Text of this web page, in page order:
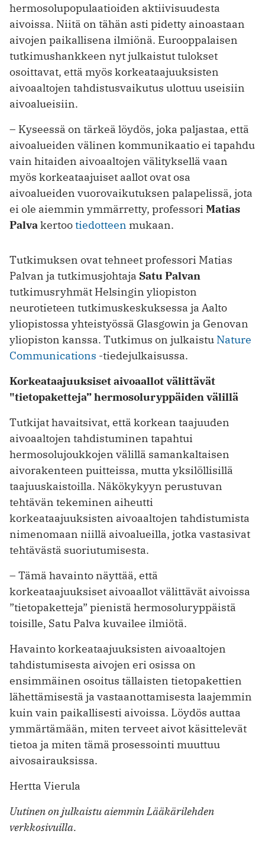
hermosolupopulaatioiden aktiivisuudesta
aivoissa. Niitä on tähän asti pidetty ainoastaan
aivojen paikallisena ilmiönä. Eurooppalaisen
tutkimushankkeen nyt julkaistut tulokset
osoittavat, että myös korkeataajuuksisten
aivoaaltojen tahdistusvaikutus ulottuu useisiin
aivoalueisiin.
– Kyseessä on tärkeä löydös, joka paljastaa, että
aivoalueiden välinen kommunikaatio ei tapahdu
vain hitaiden aivoaaltojen välityksellä vaan
myös korkeataajuiset aallot ovat osa
aivoalueiden vuorovaikutuksen palapelissä, jota
ei ole aiemmin ymmärretty, professori Matias
Palvakertootiedotteen mukaan.
Tutkimuksen ovat tehneet professori Matias
Palvan ja tutkimusjohtaja Satu Palvan
tutkimusryhmät Helsingin yliopiston
neurotieteen tutkimuskeskuksessa ja Aalto
yliopistossa yhteistyössä Glasgowin ja Genovan
yliopiston kanssa. Tutkimus on julkaistu Nature
Communications -tiedejulkaisussa.
Korkeataajuuksiset aivoaallot välittävät
"tietopaketteja” hermosoluryppäiden välillä
Tutkijat havaitsivat, että korkean taajuuden
aivoaaltojen tahdistuminen tapahtui
hermosolujoukkojen välillä samankaltaisen
aivorakenteen puitteissa, mutta yksilöllisillä
taajuuskaistoilla. Näkökykyyn perustuvan
tehtävän tekeminen aiheutti
korkeataajuuksisten aivoaaltojen tahdistumista
nimenomaan niillä aivoalueilla, jotka vastasivat
tehtävästä suoriutumisesta.
– Tämä havainto näyttää, että
korkeataajuuksiset aivoaallot välittävät aivoissa
”tietopaketteja” pienistä hermosoluryppäistä
toisille, Satu Palva kuvailee ilmiötä.
Havainto korkeataajuuksisten aivoaaltojen
tahdistumisesta aivojen eri osissa on
ensimmäinen osoitus tällaisten tietopakettien
lähettämisestä ja vastaanottamisesta laajemmin
kuin vain paikallisesti aivoissa. Löydös auttaa
ymmärtämään, miten terveet aivot käsittelevät
tietoa ja miten tämä prosessointi muuttuu
aivosairauksissa.
Hertta Vierula
Uutinen on julkaistu aiemmin Lääkärilehden
verkkosivuilla.